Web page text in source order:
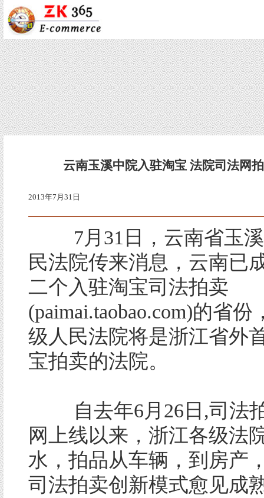
云南玉溪中院入驻淘宝 法院司法网
2013年7月31日
7月31日，云南省玉溪
民法院传来消息，云南已
二个入驻淘宝司法拍卖
(paimai.taobao.com)的省
级人民法院将是浙江省外
宝拍卖的法院。
自去年6月26日,司法
网上线以来，浙江各级法
水，拍品从车辆，到房产
司法拍卖创新模式愈见成